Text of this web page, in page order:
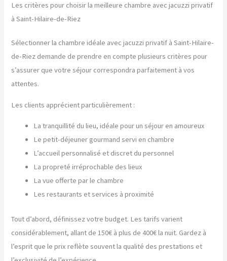
Les critères pour choisir la meilleure chambre avec jacuzzi privatif
à Saint-Hilaire-de-Riez
Sélectionner la chambre idéale avec jacuzzi privatif à Saint-Hilaire-
de-Riez demande de prendre en compte plusieurs critères pour
s’assurer que votre séjour correspondra parfaitement à vos
attentes.
Les clients apprécient particulièrement :
La tranquillité du lieu, idéale pour un séjour en amoureux
Le petit-déjeuner gourmand servi en chambre
L’accueil personnalisé et discret du personnel
La propreté irréprochable des lieux
La vue offerte par le chambre
Les restaurants et services à proximité
Tout d’abord, définissez votre budget. Les tarifs varient
considérablement, allant de 150€ à plus de 400€ la nuit. Gardez à
l’esprit que le prix reflète souvent la qualité des prestations et